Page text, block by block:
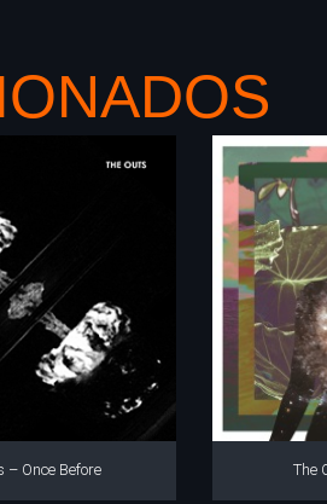
– Once Before The